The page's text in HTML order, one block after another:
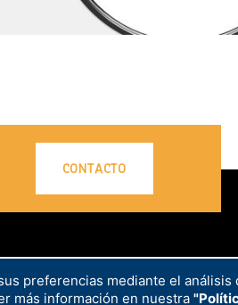
CONTACTO
preferencias mediante el análisis
más información en nuestra